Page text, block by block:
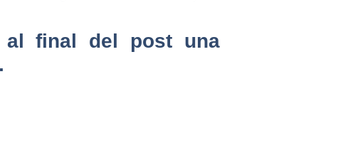
al final del post una